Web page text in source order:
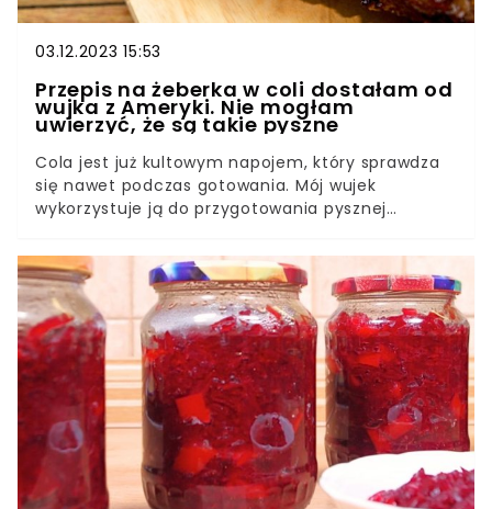
03.12.2023 15:53
Przepis na żeberka w coli dostałam od
wujka z Ameryki. Nie mogłam
uwierzyć, że są takie pyszne
Cola jest już kultowym napojem, który sprawdza
się nawet podczas gotowania. Mój wujek
wykorzystuje ją do przygotowania pysznej
smaczne, że gdy je zrobię, każdy zjada z ochotą.